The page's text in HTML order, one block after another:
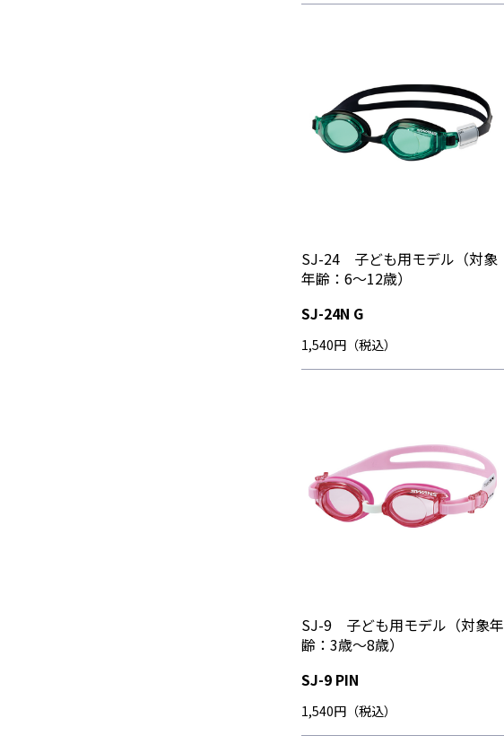
SJ-24 子ども用モデル（対象
年齢：6～12歳）
SJ-24N G
1,540円（税込）
SJ-9 子ども用モデル（対象年
齢：3歳～8歳）
SJ-9 PIN
1,540円（税込）